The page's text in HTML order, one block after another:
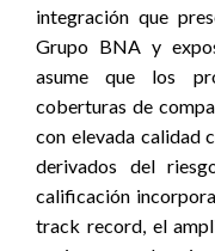
integración que
Grupo BNA y
asume que los
coberturas de
con elevada calidad
derivados del
calificación
track record, el